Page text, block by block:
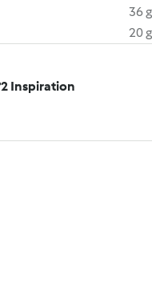
36 g
20 g
Inspiration